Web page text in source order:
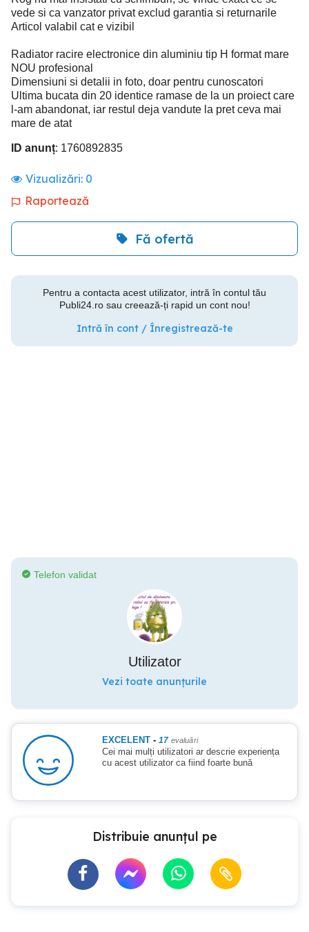
vede si ca vanzator privat exclud garantia si returnarile
Articol valabil cat e vizibil
Radiator racire electronice din aluminiu tip H format mare
NOU profesional
Dimensiuni si detalii in foto, doar pentru cunoscatori
Ultima bucata din 20 identice ramase de la un proiect care
l-am abandonat, iar restul deja vandute la pret ceva mai
mare de atat
ID anunț: 1760892835
Vizualizări: 0
Raportează
Fă ofertă
Pentru a contacta acest utilizator, intră în contul tău
Publi24.ro sau creează-ți rapid un cont nou!
Intră în cont / Înregistrează-te
Telefon validat
Utilizator
Vezi toate anunțurile
EXCELENT - 17 evaluări
Cei mai mulți utilizatori ar descrie experiența
cu acest utilizator ca fiind foarte bună
Distribuie anunțul pe